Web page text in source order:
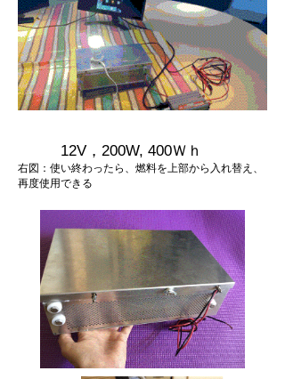
12V，200W, 400Ｗｈ
右図：使い終わったら、燃料を上部から入れ替え、
再度使用できる